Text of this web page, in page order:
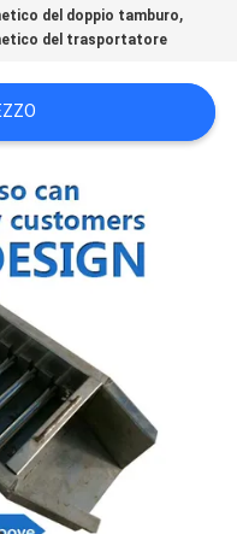
del doppio tamburo,
del trasportatore